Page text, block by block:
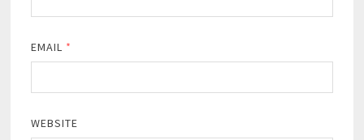
EMAIL *
WEBSITE